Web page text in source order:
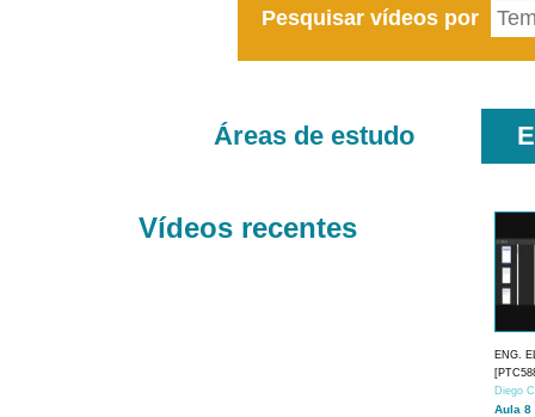
Pesquisar vídeos por
Áreas de estudo
Vídeos recentes
ENG.
Diego
Aula 8